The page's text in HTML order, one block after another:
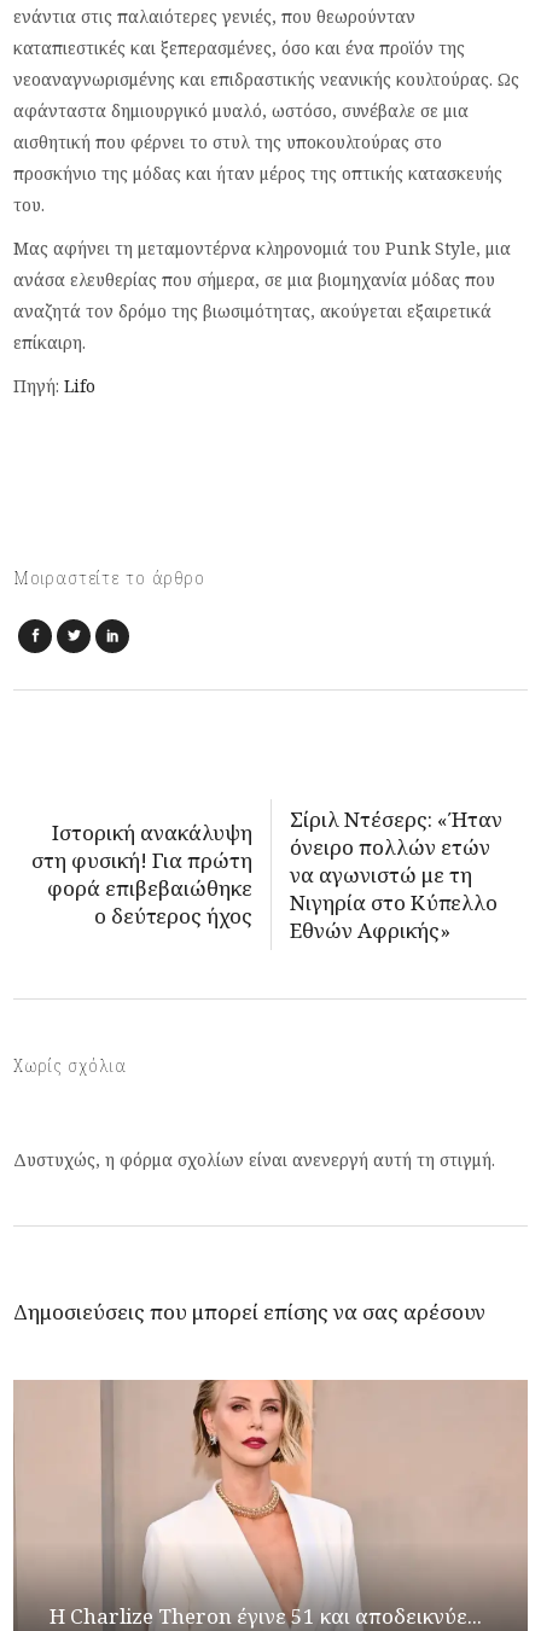
ενάντια στις παλαιότερες γενιές, που θεωρούνταν
καταπιεστικές και ξεπερασμένες, όσο και ένα προϊόν της
νεοαναγνωρισμένης και επιδραστικής νεανικής κουλτούρας. Ως
αφάνταστα δημιουργικό μυαλό, ωστόσο, συνέβαλε σε μια
αισθητική που φέρνει το στυλ της υποκουλτούρας στο
προσκήνιο της μόδας και ήταν μέρος της οπτικής κατασκευής
του.
Μας αφήνει τη μεταμοντέρνα κληρονομιά του Punk Style, μια
ανάσα ελευθερίας που σήμερα, σε μια βιομηχανία μόδας που
αναζητά τον δρόμο της βιωσιμότητας, ακούγεται εξαιρετικά
επίκαιρη.
Πηγή:Lifo
Μοιραστείτε το άρθρο
Iστορική ανακάλυψη
στη φυσική! Για πρώτη
φορά επιβεβαιώθηκε
ο δεύτερος ήχος
Σίριλ Ντέσερς: «Ήταν
όνειρο πολλών ετών
να αγωνιστώ με τη
Νιγηρία στο Κύπελλο
Εθνών Αφρικής»
Χωρίς σχόλια
Δυστυχώς, η φόρμα σχολίων είναι ανενεργή αυτή τη στιγμή.
Δημοσιεύσεις που μπορεί επίσης να σας αρέσουν
Η Charlize Theron έγινε 51 και αποδεικνύε...